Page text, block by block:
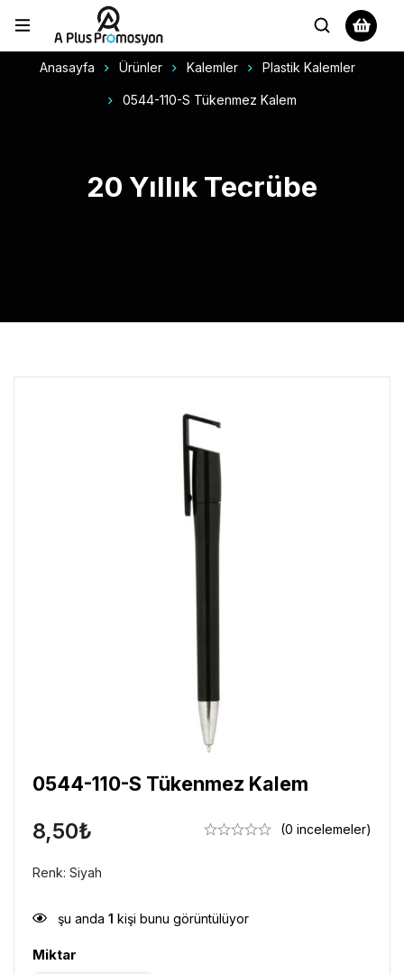
Anasayfa Ürünler Kalemler Plastik Kalemler
0544-110-S Tükenmez Kalem
20 Yıllık Tecrübe
0544-110-S Tükenmez Kalem
8,50₺ (0 incelemeler)
Renk: Siyah
şu anda 1 kişi bunu görüntülüyor
Miktar